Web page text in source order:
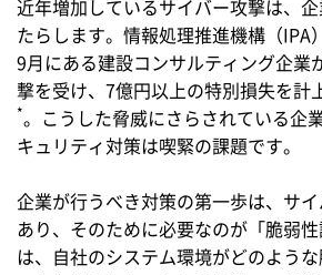
近年増加しているサイバー攻撃は、
たらします。情報処理推進機構（IPA
9月にある建設コンサルティング企業
撃を受け、7億円以上の特別損失を計
*。こうした脅威にさらされている企
キュリティ対策は喫緊の課題です。
企業が行うべき対策の第一歩は、サ
あり、そのために必要なのが「脆弱
は、自社のシステム環境がどのよう